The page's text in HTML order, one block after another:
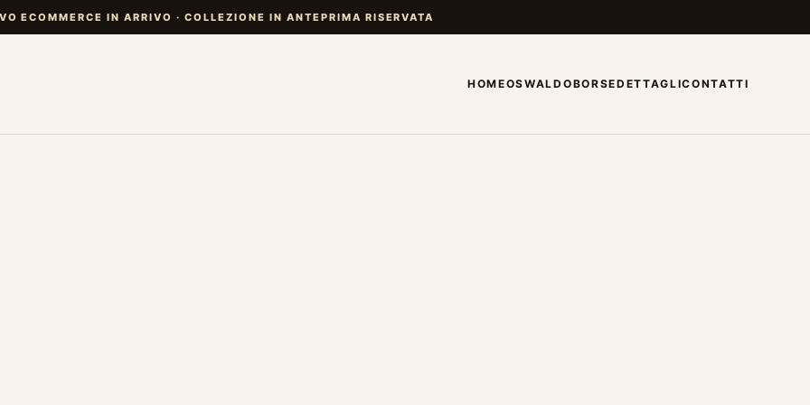
ECOMMERCE IN ARRIVO · COLLEZIONE IN ANTEPRIMA RISERVATA
HOMEOSWALDOBORSEDETTAGLICONTATTI